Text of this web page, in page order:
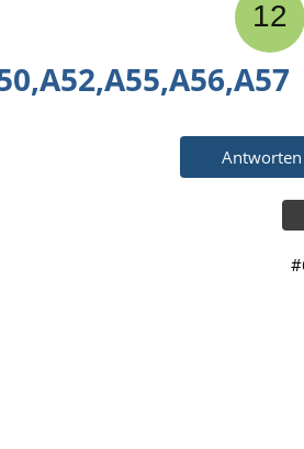
Antworten